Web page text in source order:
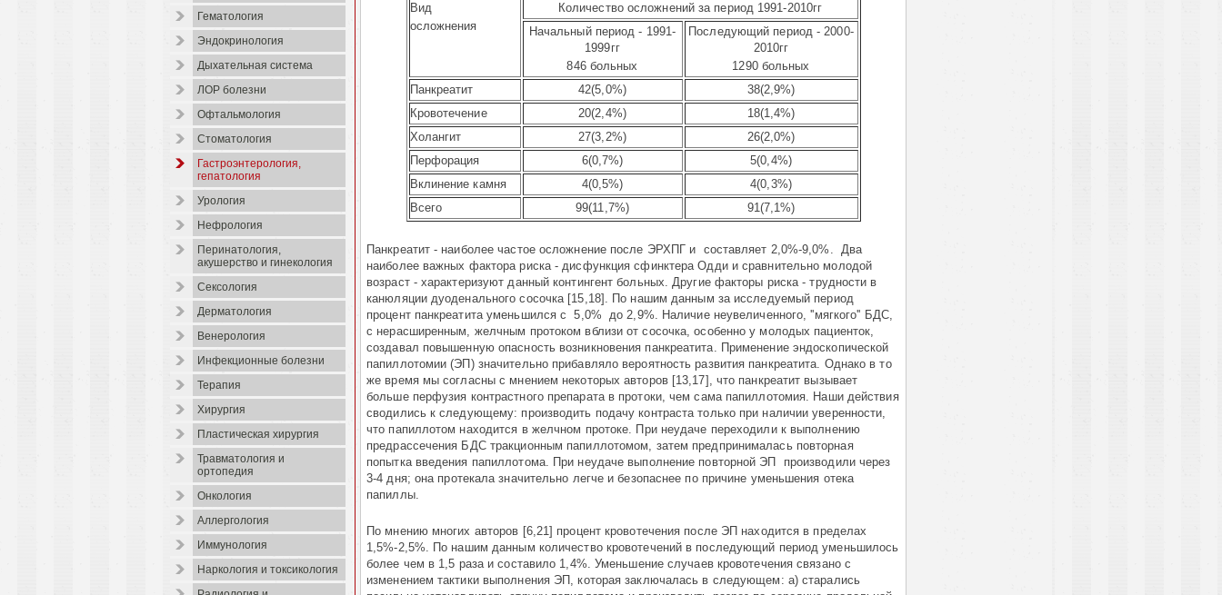
Гематология
Эндокринология
Дыхательная система
ЛОР болезни
Офтальмология
Стоматология
Гастроэнтерология,
гепатология
Урология
Нефрология
Перинатология,
акушерство и гинекология
Сексология
Дерматология
Венерология
Инфекционные болезни
Терапия
Хирургия
Пластическая хирургия
Травматология и
ортопедия
Онкология
Аллергология
Иммунология
Наркология и токсикология
Вид
осложнения
Количество осложнений за период 1991-2010гг
Начальный период - 1991-
1999гг
846 больных
Последующий период - 2000-
2010гг
1290 больных
Панкреатит
42(5,0%)
38(2,9%)
Кровотечение
20(2,4%)
18(1,4%)
Холангит
27(3,2%)
26(2,0%)
Перфорация
6(0,7%)
5(0,4%)
Вклинение камня
4(0,5%)
4(0,3%)
Всего
99(11,7%) 91(7,1%)
Панкреатит - наиболее частое осложнение после ЭРХПГ и составляет 2,0%-9,0%. Два
наиболее важных фактора риска - дисфункция сфинктера Одди и сравнительно молодой
возраст - характеризуют данный контингент больных. Другие факторы риска - трудности в
каню­ляции дуоденального сосочка [15,18]. По нашим данным за исследуемый период
процент панкреатита уменьшился с 5,0% до 2,9%. Наличие неувеличенного, ''мягкого'' БДС,
с нерасширенным, желчным протоком вб­лизи от сосочка, особенно у молодых пациенток,
создавал повышенную опасность возникнове­ния панк­реатита. Примене­ние эндоскопи­чес­кой
папиллото­мии (ЭП) значительно прибавляло вероятность развития панкреа­тита. Однако в то
же время мы согласны с мнением некоторых авторов [13,17], что панкреатит вызывает
больше перфузия контрастного препарата в протоки, чем сама папиллотомия. Наши действия
сводились к следующему: производить подачу контраста только при наличии уверенности,
что папиллотом находится в желчном протоке. При неудаче переходили к выполнению
предрассечения БДС тракционным папиллотомом, затем предпринималась повторная
попытка введения папиллотома. При неудаче выполнение повторной ЭП производили через
3-4 дня; она протекала значительно легче и безопаснее по причине уменьшения отека
папиллы.
По мнению многих авторов [6,21] процент кровотечения после ЭП находится в пределах
1,5%-2,5%. По нашим данным количество кровотечений в последующий период уменьшилось
более чем в 1,5 раза и составило 1,4%. Уменьшение случаев кровотечения свя­зано с
изменением тактики выполнения ЭП, которая заключалась в следующем: а) стара­лись